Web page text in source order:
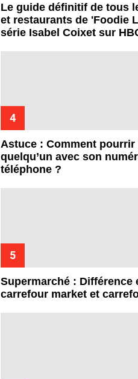
Le guide définitif de tous
et restaurants de 'Foodie
série Isabel Coixet sur
Astuce : Comment pourrir
quelqu’un avec son
téléphone ?
Supermarché : Différence
carrefour market et